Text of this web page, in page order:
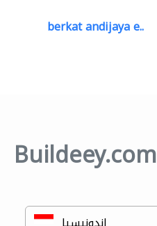
berkat andijaya e..
Buildeey.com